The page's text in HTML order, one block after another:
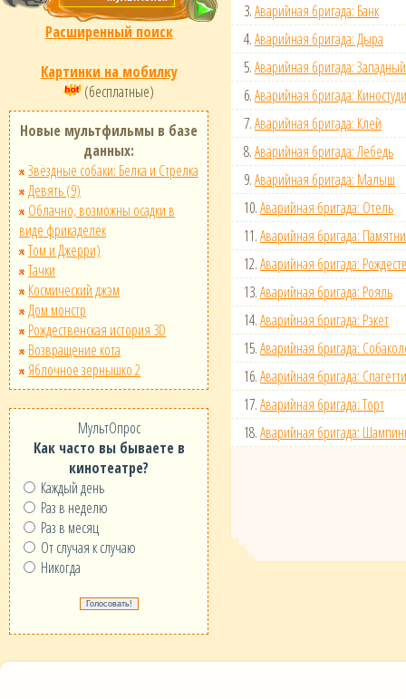
Расширенный поиск
Картинки на мобилку
(бесплатные)
Новые мультфильмы в базе
данных:
Звёздные собаки: Белка и Стрелка
Девять (9)
Облачно, возможны осадки в
виде фрикаделек
Том и Джерри)
Тачки
Космический джэм
Дом монстр
Рождественская история 3D
Возвращение кота
Яблочное зернышко 2
МультОпрос
Как часто вы бываете в
кинотеатре?
Каждый день
Раз в неделю
Раз в месяц
От случая к случаю
Никогда
3.Аварийная бригада: Банк
4.Аварийная бригада: Дыра
5.Аварийная бригада:
6.Аварийная бригада:
7.Аварийная бригада: Клей
8.Аварийная бригада: Лебедь
9.Аварийная бригада: Малыш
10.Аварийная бригада: Отель
11.Аварийная бригада:
12.Аварийная бригада:
13.Аварийная бригада: Рояль
14.Аварийная бригада: Рэкет
15.Аварийная бригада:
16.Аварийная бригада: Спагетти
17.Аварийная бригада: Торт
18.Аварийная бригада: